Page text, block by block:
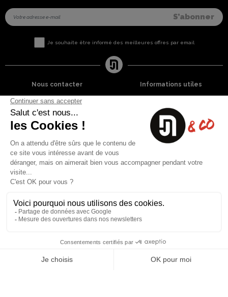
Je souhaite être informé des meilleures offres par email
Nous contacter
8 rue du capitaine Jean Croisa
13009 Marseille
+33 (0)4 91 07 41 16
Facebook Instagram
Informations utiles
Garantie satisfaction
Paiement sécurisé
Plan du site
Blog
Nos produits
Meilleures ventes
Liste des marques
Fiches de sécurité
A propos
Contactez-nous
Web-design
Conception